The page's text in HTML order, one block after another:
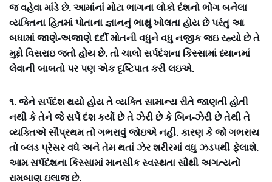
જ વહેવા માંડે છે. આમાંનાં મોટા ભાગના લોકો દંશનો ભોગ બનેલા
વ્યક્તિના હિતમાં પોતાના જ્ઞાનનું ભાથું ખોલતા હોય છે પરંતુ આ
બધામાં જાણે-અજાણે દર્દી મોતની વધુને વધુ નજીક જઇ રહ્યો છે તે
મુદ્દો વિસરાઇ જતો હોય છે. તો ચાલો સર્પદંશના કિસ્સામાં ધ્યાનમાં
લેવાની બાબતો પર પણ એક દૃષ્ટિપાત કરી લઇએ.
૧. જેને સર્પદંશ થયો હોય તે વ્યક્તિ સામાન્ય રીતે જાણતી હોતી
નથી કે તેને જે સર્પે દંશ કર્યો છે તે ઝેરી છે કે બિન-ઝેરી છે તેથી તે
વ્યક્તિએ સૌપ્રથમ તો ગભરાવું જોઇએ નહીં. કારણ કે જો ગભરાય
તો બ્લડ પ્રેસર વધે અને તેમ થતાં ઝેર શરીરમાં વધુ ઝડપથી ફેલાશે.
આમ સર્પદંશના કિસ્સામાં માનસીક સ્વસ્થતા સૌથી અગત્યનો
રામબાણ ઇલાજ છે.